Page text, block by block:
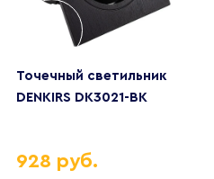
Точечный светильник
DENKIRS DK3021-BK
928 руб.